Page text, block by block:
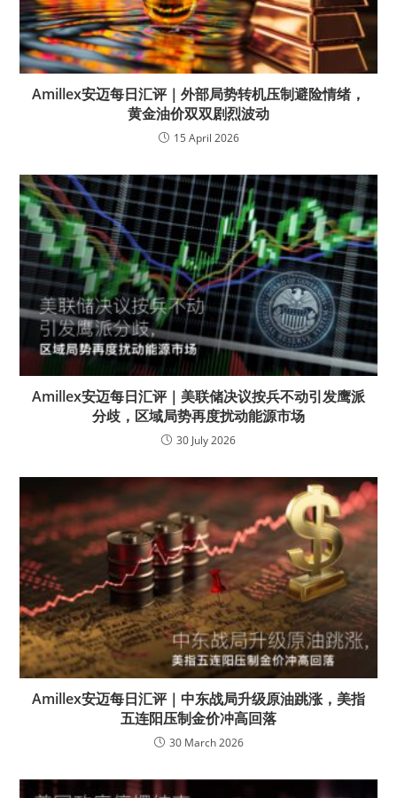
Amillex安迈每日汇评｜外部局势转机压制避险情绪，
黄金油价双双剧烈波动
15 April 2026
Amillex安迈每日汇评｜美联储决议按兵不动引发鹰派
分歧，区域局势再度扰动能源市场
30 July 2026
Amillex安迈每日汇评｜中东战局升级原油跳涨，美指
五连阳压制金价冲高回落
30 March 2026